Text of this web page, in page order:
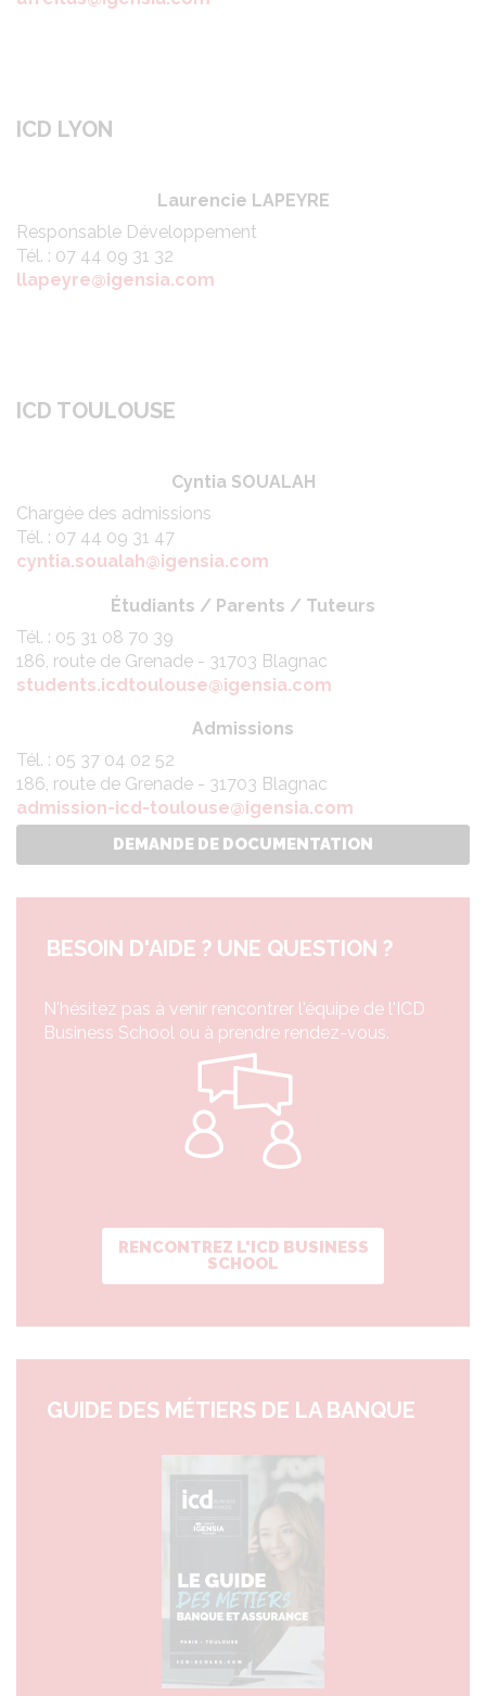
ICD LYON
Laurencie LAPEYRE
Responsable Développement
Tél. : 07 44 09 31 32
llapeyre@igensia.com
ICD TOULOUSE
Cyntia SOUALAH
Chargée des admissions
Tél. : 07 44 09 31 47
cyntia.soualah@igensia.com
Étudiants / Parents / Tuteurs
Tél. : 05 31 08 70 39
186, route de Grenade - 31703 Blagnac
students.icdtoulouse@igensia.com
Admissions
Tél. : 05 37 04 02 52
186, route de Grenade - 31703 Blagnac
admission-icd-toulouse@igensia.com
DEMANDE DE DOCUMENTATION
BESOIN D'AIDE ? UNE QUESTION ?
N'hésitez pas à venir rencontrer l'équipe de l'ICD
Business School ou à prendre rendez-vous.
RENCONTREZ L'ICD BUSINESS
SCHOOL
GUIDE DES MÉTIERS DE LA BANQUE